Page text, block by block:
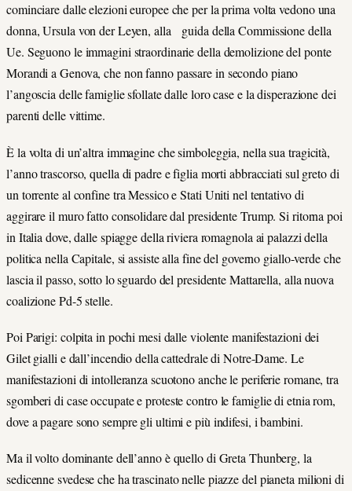
cominciare dalle elezioni europee che per la prima volta vedono una
donna, Ursula von der Leyen, alla guida della Commissione della
Ue. Seguono le immagini straordinarie della demolizione del ponte
Morandi a Genova, che non fanno passare in secondo piano
l’angoscia delle famiglie sfollate dalle loro case e la disperazione dei
parenti delle vittime.
È la volta di un’altra immagine che simboleggia, nella sua tragicità,
l’anno trascorso, quella di padre e figlia morti abbracciati sul greto di
un torrente al confine tra Messico e Stati Uniti nel tentativo di
aggirare il muro fatto consolidare dal presidente Trump. Si ritorna poi
in Italia dove, dalle spiagge della riviera romagnola ai palazzi della
politica nella Capitale, si assiste alla fine del governo giallo-verde che
lascia il passo, sotto lo sguardo del presidente Mattarella, alla nuova
coalizione Pd-5 stelle.
Poi Parigi: colpita in pochi mesi dalle violente manifestazioni dei
Gilet gialli e dall’incendio della cattedrale di Notre-Dame. Le
manifestazioni di intolleranza scuotono anche le periferie romane, tra
sgomberi di case occupate e proteste contro le famiglie di etnia rom,
dove a pagare sono sempre gli ultimi e più indifesi, i bambini.
Ma il volto dominante dell’anno è quello di Greta Thunberg, la
sedicenne svedese che ha trascinato nelle piazze del pianeta milioni di